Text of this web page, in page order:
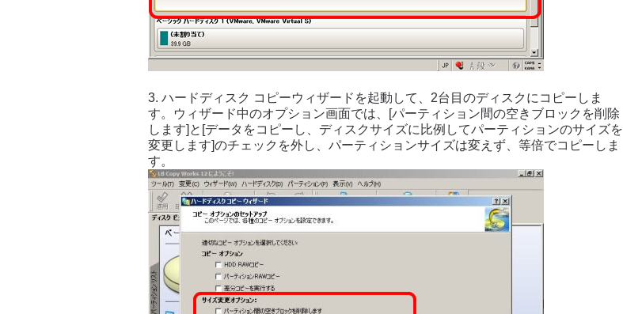
3. ハードディスク コピーウィザードを起動して、2台目のディスクにコピーしま
す。ウィザード中のオプション画面では、[パーティション間の空きブロックを削除
します]と[データをコピーし、ディスクサイズに比例してパーティションのサイズを
変更します]のチェックを外し、パーティションサイズは変えず、等倍でコピーしま
す。